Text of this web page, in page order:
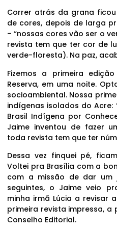
Correr atrás da grana
de cores, depois de larga
– “nossas cores vão ser o
revista tem que ter cor de
verde-floresta). Na paz,
Fizemos a primeira
Reserva, em uma noite.
socioambiental. Nossa
indígenas isolados do Acre:
Brasil Indígena por
Jaime inventou de fazer
toda revista tem que ter
Dessa vez finquei pé,
Voltei pra Brasília com a
com a missão de dar um
seguintes, o Jaime veio
minha irmã Lúcia a revisar
primeira revista impressa,
Conselho Editorial.